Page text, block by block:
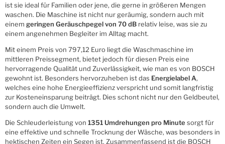
ist sie ideal für Familien oder jene, die gerne in größeren Mengen
waschen. Die Maschine ist nicht nur geräumig, sondern auch mit
einem geringen Geräuschpegel von 70 dB relativ leise, was sie zu
einem angenehmen Begleiter im Alltag macht.
Mit einem Preis von 797,12 Euro liegt die Waschmaschine im
mittleren Preissegment, bietet jedoch für diesen Preis eine
hervorragende Qualität und Zuverlässigkeit, wie man es von BOSCH
gewohnt ist. Besonders hervorzuheben ist das Energielabel A,
welches eine hohe Energieeffizienz verspricht und somit langfristig
zur Kosteneinsparung beiträgt. Dies schont nicht nur den Geldbeutel,
sondern auch die Umwelt.
Die Schleuderleistung von 1351 Umdrehungen pro Minutesorgt für
eine effektive und schnelle Trocknung der Wäsche, was besonders in
hektischen Zeiten ein Segen ist. Zusammenfassend ist die BOSCH